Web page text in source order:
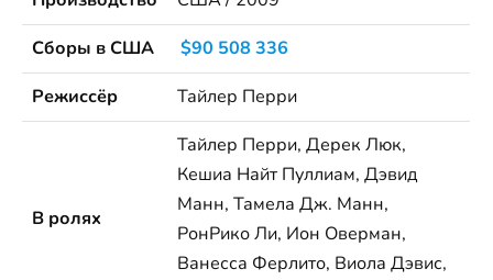
Сборы в США
$90 508 336
Режиссёр
Тайлер Перри
В ролях
Тайлер Перри, Дерек Люк,
Кешиа Найт Пуллиам, Дэвид
Манн, Тамела Дж. Манн,
РонРико Ли, Ион Оверман,
Ванесса Ферлито, Виола Дэвис,